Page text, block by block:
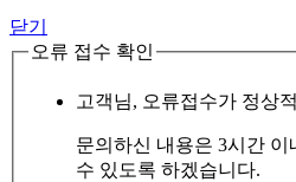
닫기
오류 접수 확인
고객님, 오류접수가 정상
문의하신 내용은 3시간
수 있도록 하겠습니다.